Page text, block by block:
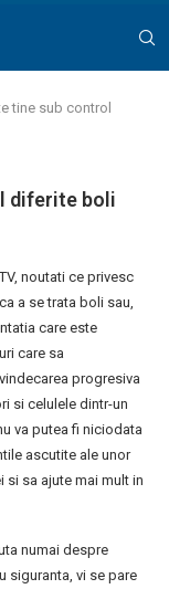
tine sub control
diferite boli
noutati ce privesc
a se trata boli sau,
care este
care sa
progresiva
si celulele dintr-un
va putea fi niciodata
ascutite ale unor
sa ajute mai mult in
numai despre
siguranta, vi se pare